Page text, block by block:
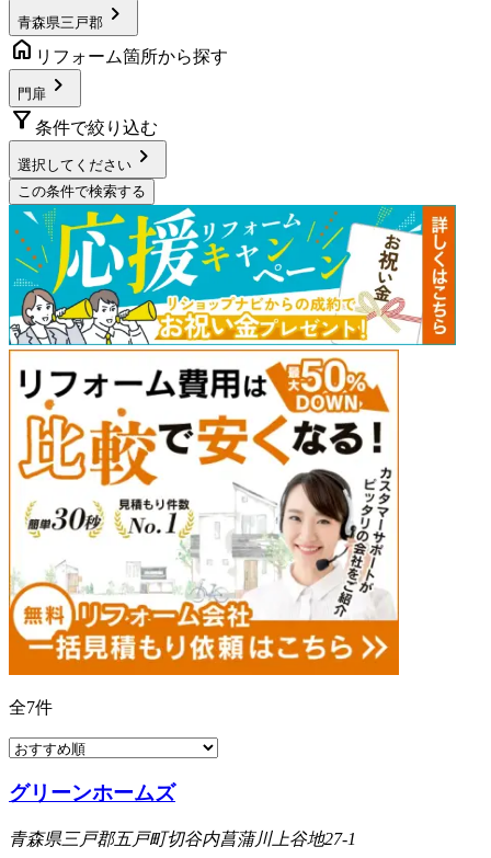
青森県三戸郡 chevron_right
home リフォーム箇所から探す
門扉 chevron_right
filter_alt 条件で絞り込む
選択してください chevron_right
この条件で検索する
全7件
グリーンホームズ
青森県三戸郡五戸町切谷内菖蒲川上谷地27-1